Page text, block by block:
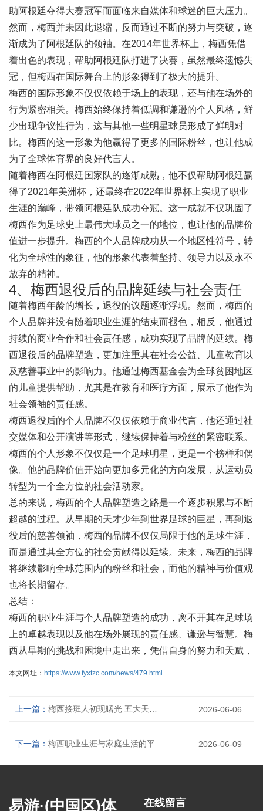
助阿根廷夺得大赛冠军而面临来自媒体和球迷的巨大压力。
然而，梅西并未因此退缩，反而通过不断的努力与突破，逐
渐成为了阿根廷队的领袖。在2014年世界杯上，梅西凭借
着出色的表现，帮助阿根廷队打进了决赛，虽然最终遗憾失
冠，但梅西在国际舞台上的形象得到了极大的提升。
梅西的国际形象不仅仅依赖于场上的表现，还与他在场外的
行为紧密相关。梅西始终保持着低调和谦逊的个人风格，鲜
少出现争议性行为，这与其他一些明星球员形成了鲜明对
比。梅西的这一形象为他赢得了更多的国际粉丝，也让他成
为了全球体育界的良好代言人。
随着梅西在阿根廷国家队的逐渐成熟，他不仅帮助阿根廷赢
得了2021年美洲杯，还最终在2022年世界杯上实现了职业
生涯的巅峰，带领阿根廷队成功夺冠。这一成就不仅巩固了
梅西作为足球史上最伟大球员之一的地位，也让他的品牌价
值进一步提升。梅西的个人品牌成功从一个地区性符号，转
化为全球性的象征，他的形象代表着坚持、领导力以及永不
放弃的精神。
4、梅西退役后的品牌延续与社会责任
随着梅西年龄的增长，退役的议题逐渐浮现。然而，梅西的
个人品牌并没有随着职业生涯的结束而褪色，相反，他通过
持续的商业合作和社会责任感，成功实现了品牌的延续。梅
西退役后的品牌塑造，更加注重其在社会公益、儿童教育以
及慈善事业中的影响力。他通过梅西基金会为全球贫困地区
的儿童提供帮助，尤其是在教育和医疗方面，展示了他作为
社会领袖的责任感。
梅西退役后的个人品牌不仅仅依赖于商业代言，他还通过社
交媒体和公开演讲等形式，继续保持着与粉丝的紧密联系。
梅西的个人形象不仅仅是一个足球明星，更是一个榜样和偶
像。他的品牌价值开始向更加多元化的方向发展，从运动员
转型为一个全方位的社会活动家。
总的来说，梅西的个人品牌塑造之路是一个逐步积累与不断
超越的过程。从早期的天才少年到世界足球的巨星，再到退
役后的慈善领袖，梅西的品牌不仅仅局限于他的足球生涯，
而是通过其全方位的社会贡献得以延续。未来，梅西的品牌
将继续影响全球范围内的粉丝和社会，而他的精神与价值观
也将长期留存。
总结：
梅西的职业生涯与个人品牌塑造的成功，离不开其在足球场
上的卓越表现以及他在场外展现的责任感、谦逊与智慧。梅
西从早期的挑战和困境中走出来，凭借自身的努力和天赋，
本文网址： https://www.fyxtzc.com/news/479.html
上一篇： 2026-06-06
下一篇： 2026-06-09
易游·(中国区)体 在线留言